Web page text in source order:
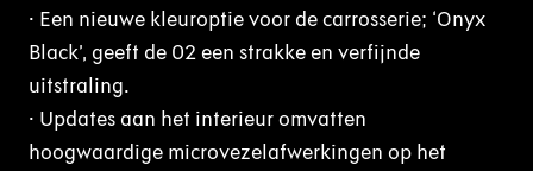
· Een nieuwe kleuroptie voor de carrosserie; ‘Onyx
Black’, geeft de 02 een strakke en verfijnde
uitstraling.
· Updates aan het interieur omvatten
hoogwaardige microvezelafwerkingen op het